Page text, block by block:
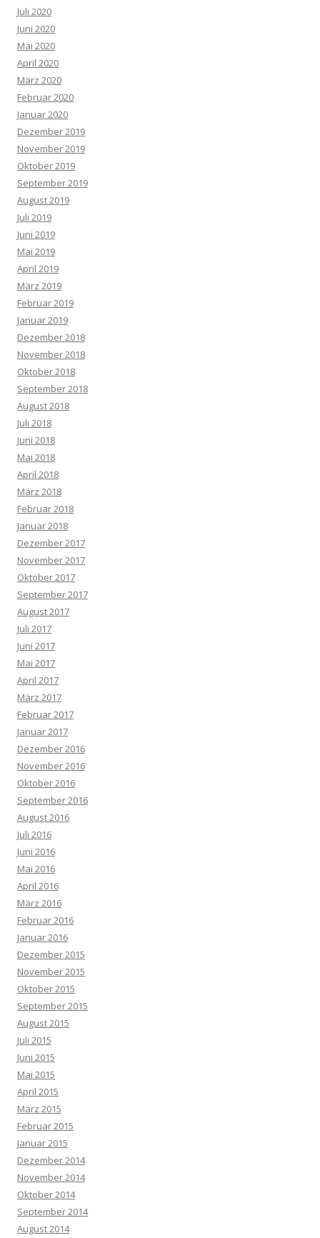
Juli 2020
Juni 2020
Mai 2020
April 2020
März 2020
Februar 2020
Januar 2020
Dezember 2019
November 2019
Oktober 2019
September 2019
August 2019
Juli 2019
Juni 2019
Mai 2019
April 2019
März 2019
Februar 2019
Januar 2019
Dezember 2018
November 2018
Oktober 2018
September 2018
August 2018
Juli 2018
Juni 2018
Mai 2018
April 2018
März 2018
Februar 2018
Januar 2018
Dezember 2017
November 2017
Oktober 2017
September 2017
August 2017
Juli 2017
Juni 2017
Mai 2017
April 2017
März 2017
Februar 2017
Januar 2017
Dezember 2016
November 2016
Oktober 2016
September 2016
August 2016
Juli 2016
Juni 2016
Mai 2016
April 2016
März 2016
Februar 2016
Januar 2016
Dezember 2015
November 2015
Oktober 2015
September 2015
August 2015
Juli 2015
Juni 2015
Mai 2015
April 2015
März 2015
Februar 2015
Januar 2015
Dezember 2014
November 2014
Oktober 2014
September 2014
August 2014